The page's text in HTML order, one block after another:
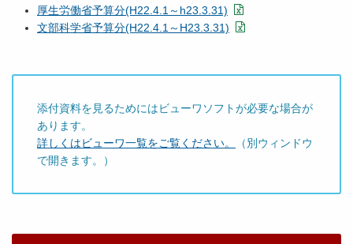
厚生労働省予算分(H22.4.1～h23.3.31)
文部科学省予算分(H22.4.1～H23.3.31)
添付資料を見るためにはビューワソフトが必要な場合が
あります。
詳しくはビューワ一覧をご覧ください。
（別ウィンドウ
で開きます。）